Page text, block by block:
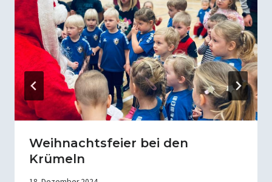
Weihnachtsfeier bei den
Krümeln